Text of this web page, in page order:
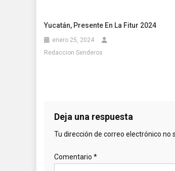
Yucatán, Presente En La Fitur 2024
enero 25, 2024
Redaccion Senderos
Deja una respuesta
Tu dirección de correo electrónico no
Comentario *